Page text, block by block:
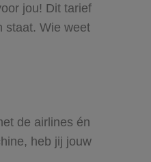
jou! Dit tarief
staat. Wie weet
de airlines én
heb jij jouw